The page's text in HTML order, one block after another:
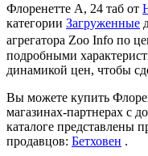
Флоренетте А, 24 таб от
категории Загруженные
агрегатора Zoo Info по
подробными
динамикой цен, чтобы
Вы можете купить
магазинах-партнерах с
каталоге представлены
продавцов: Бетховен .